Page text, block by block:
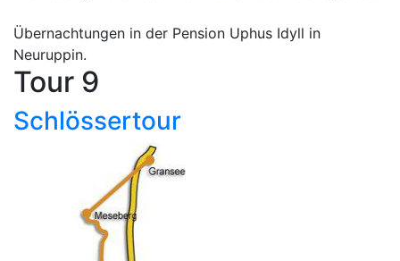
Übernachtungen in der Pension Uphus Idyll in
Neuruppin.
Tour 9
Schlössertour